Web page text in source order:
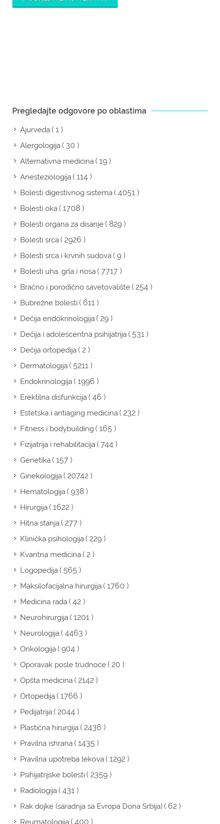
Pregledajte odgovore po oblastima
Ajurveda( 1 )
Alergologija( 30 )
Alternativna medicina( 19 )
Anesteziologija( 114 )
Bolesti digestivnog sistema( 4051 )
Bolesti oka( 1708 )
Bolesti organa za disanje( 829 )
Bolesti srca( 2926 )
Bolesti srca i krvnih sudova( 9 )
Bolesti uha, grla i nosa( 7717 )
Bračno i porodično savetovalište( 254 )
Bubrežne bolesti( 611 )
Dečija endokrinologija( 29 )
Dečija i adolescentna psihijatrija( 531 )
Dečija ortopedija( 2 )
Dermatologija( 5211 )
Endokrinologija( 1996 )
Erektilna disfunkcija( 46 )
Estetska i antiaging medicina( 232 )
Fitness i bodybuilding( 165 )
Fizijatrija i rehabilitacija( 744 )
Genetika( 157 )
Ginekologija( 20742 )
Hematologija( 938 )
Hirurgija( 1622 )
Hitna stanja( 277 )
Klinička psihologija( 229 )
Kvantna medicina( 2 )
Logopedija( 565 )
Maksilofacijalna hirurgija( 1760 )
Medicina rada( 42 )
Neurohirurgija( 1201 )
Neurologija( 4463 )
Onkologija( 904 )
Oporavak posle trudnoće( 20 )
Opšta medicina( 2142 )
Ortopedija( 1766 )
Pedijatrija( 2044 )
Plastična hirurgija( 2436 )
Pravilna ishrana( 1435 )
Pravilna upotreba lekova( 1292 )
Psihijatrijske bolesti( 2359 )
Radiologija( 431 )
Rak dojke (saradnja sa Evropa Dona Srbija)( 62 )
Reumatologija( 400 )